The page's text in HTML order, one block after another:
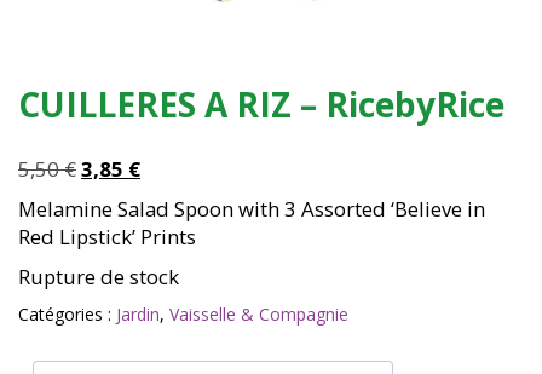
CUILLERES A RIZ – RicebyRice
5,50€Le
prix
initial
était :
5,50 €.
3,85 €Le
prix
actuel
est :
3,85 €.
Melamine Salad Spoon with 3 Assorted ‘Believe in
Red Lipstick’ Prints
Rupture de stock
Catégories : Jardin, Vaisselle & Compagnie